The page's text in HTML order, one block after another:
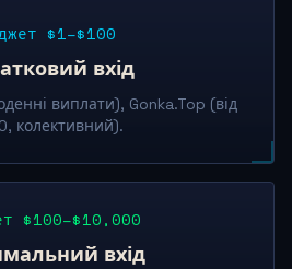
$1–$100
вхід
виплати), Gonka.Top (від
колективний).
$100–$10,000
вхід